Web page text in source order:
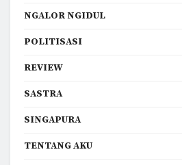
NGALOR NGIDUL
POLITISASI
REVIEW
SASTRA
SINGAPURA
TENTANG AKU